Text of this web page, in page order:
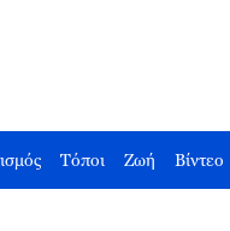
Τόποι Ζωή Βίντεο